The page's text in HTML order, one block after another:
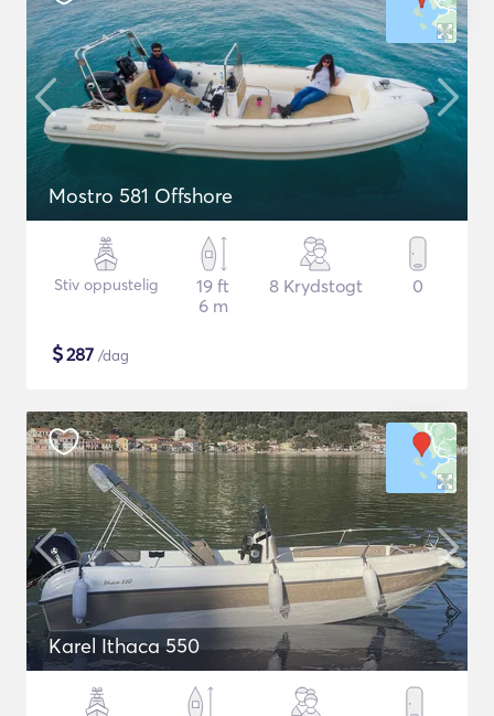
Mostro 581 Offshore
Stiv oppustelig
19 ft
6 m
8 Krydstogt 0
$287 /dag
Karel Ithaca 550